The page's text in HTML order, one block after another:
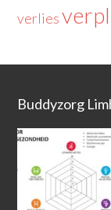
verlies
Buddyzorg